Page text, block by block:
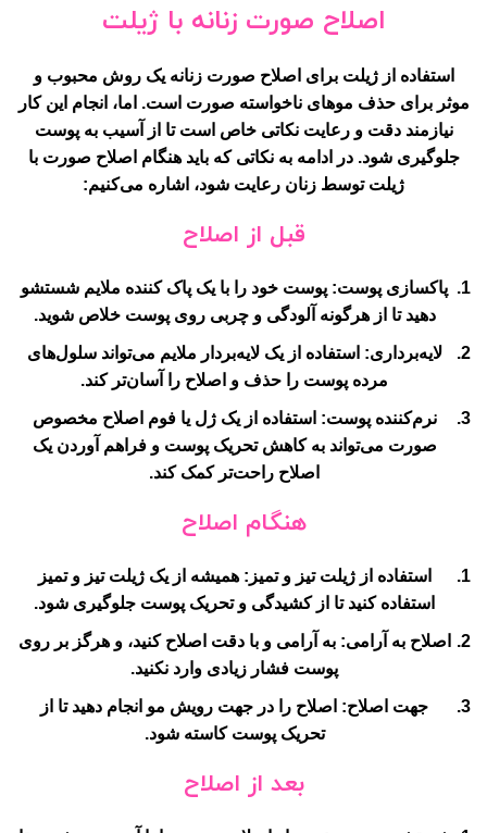
اصلاح صورت زنانه با ژیلت
استفاده از ژیلت برای اصلاح صورت زنانه یک روش محبوب و
موثر برای حذف موهای ناخواسته صورت است. اما، انجام این کار
نیازمند دقت و رعایت نکاتی خاص است تا از آسیب به پوست
جلوگیری شود. در ادامه به نکاتی که باید هنگام اصلاح صورت با
ژیلت توسط زنان رعایت شود، اشاره می‌کنیم:
قبل از اصلاح
پاکسازی پوست: پوست خود را با یک پاک کننده ملایم شستشو
دهید تا از هرگونه آلودگی و چربی روی پوست خلاص شوید.
لایه‌برداری: استفاده از یک لایه‌بردار ملایم می‌تواند سلول‌های
مرده پوست را حذف و اصلاح را آسان‌تر کند.
نرم‌کننده پوست: استفاده از یک ژل یا فوم اصلاح مخصوص
صورت می‌تواند به کاهش تحریک پوست و فراهم آوردن یک
اصلاح راحت‌تر کمک کند.
هنگام اصلاح
استفاده از ژیلت تیز و تمیز : همیشه از یک ژیلت تیز و تمیز
استفاده کنید تا از کشیدگی و تحریک پوست جلوگیری شود.
اصلاح به آرامی: به آرامی و با دقت اصلاح کنید، و هرگز بر روی
پوست فشار زیادی وارد نکنید.
جهت اصلاح: اصلاح را در جهت رویش مو انجام دهید تا از
تحریک پوست کاسته شود.
بعد از اصلاح